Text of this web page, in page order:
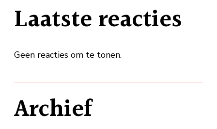
Laatste reacties
Geen reacties om te tonen.
Archief